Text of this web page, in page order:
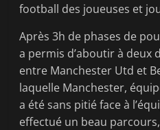
football des joueuses et
Après 3h de phases de
a permis d’aboutir à deux
entre Manchester Utd et
laquelle Manchester,
a été sans pitié face à
effectué un beau